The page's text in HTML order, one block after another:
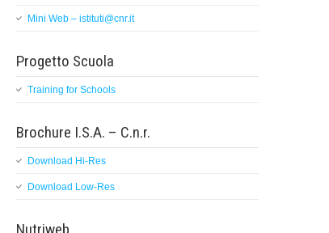
Mini Web – istituti@cnr.it
Progetto Scuola
Training for Schools
Brochure I.S.A. – C.n.r.
Download Hi-Res
Download Low-Res